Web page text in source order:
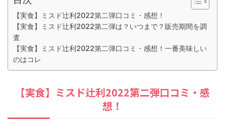
【実食】ミスド辻利2022第二弾口コミ・感想！
【実食】ミスド辻利2022第二弾は？いつまで？販売期間を調
査
【実食】ミスド辻利2022第二弾口コミ・感想！一番美味しい
のはコレ
【実食】ミスド辻利2022第二弾口コミ・感
想！